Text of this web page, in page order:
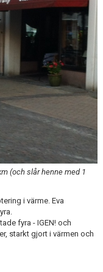
(och slår henne med 1
i värme. Eva
fyra - IGEN! och
starkt gjort i värmen och